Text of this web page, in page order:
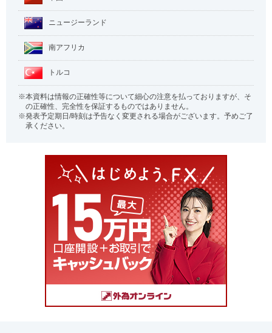
ニュージーランド
南アフリカ
トルコ
本資料は情報の正確性等について細心の注意を払っておりますが、そ
の正確性、完全性を保証するものではありません。
発表予定期日/時刻は予告なく変更される場合がございます。予めご了
承ください。